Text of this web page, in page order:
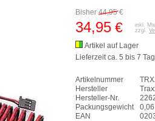
Bisher 44,95€
34,95 €
inkl.
zzgl.
Artikel auf Lager
Lieferzeit ca. 5 bis 7
Artikelnummer
Hersteller
Hersteller-Nr.
Packungsgewicht
EAN